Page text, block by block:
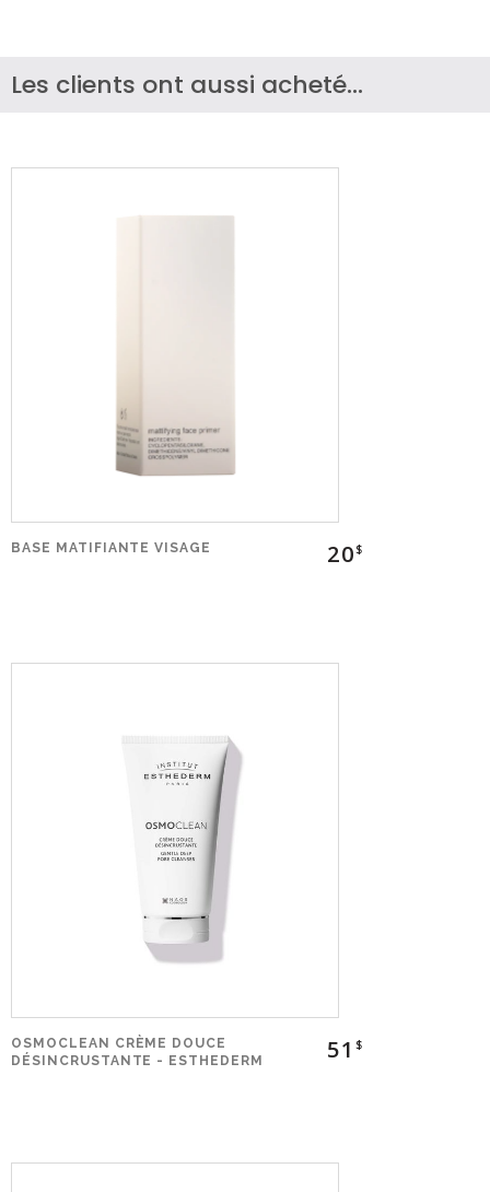
Les clients ont aussi acheté...
BASE MATIFIANTE VISAGE 20$
OSMOCLEAN CRÈME DOUCE
DÉSINCRUSTANTE - ESTHEDERM
51 $